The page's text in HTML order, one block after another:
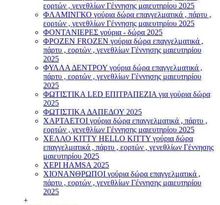
εορτών , γενεθλίων Γέννησης μαιευτηρίου 2025
ΦΛΑΜΙΝΓΚΟ γούρια δώρα επαγγελματικά , πάρτυ ,
εορτών , γενεθλίων Γέννησης μαιευτηρίου 2025
ΦΟΝΤΑΝΙΕΡΕΣ γούρια - δώρα 2025
ΦΡΟΖΕΝ FROZEN γούρια δώρα επαγγελματικά ,
πάρτυ , εορτών , γενεθλίων Γέννησης μαιευτηρίου
2025
ΦΥΛΛΑ ΔΕΝΤΡΟΥ γούρια δώρα επαγγελματικά ,
πάρτυ , εορτών , γενεθλίων Γέννησης μαιευτηρίου
2025
ΦΩΤΙΣΤΙΚΑ LED ΕΠΙΤΡΑΠΕΖΙΑ για γούρια δώρα
2025
ΦΩΤΙΣΤΙΚΑ ΔΑΠΕΔΟΥ 2025
ΧΑΡΤΑΕΤΟI γούρια δώρα επαγγελματικά , πάρτυ ,
εορτών , γενεθλίων Γέννησης μαιευτηρίου 2025
ΧΕΛΛΟ ΚΙΤΤΥ HELLO KITTY γούρια δώρα
επαγγελματικά , πάρτυ , εορτών , γενεθλίων Γέννησης
μαιευτηρίου 2025
ΧΕΡΙ HAMSA 2025
ΧΙΟΝΑΝΘΡΩΠΟΙ γούρια δώρα επαγγελματικά ,
πάρτυ , εορτών , γενεθλίων Γέννησης μαιευτηρίου
2025
+